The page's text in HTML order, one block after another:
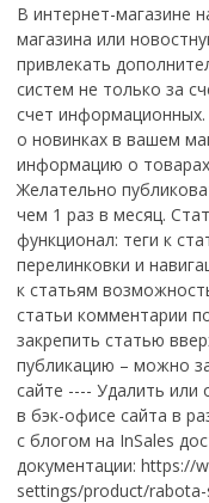
В интернет-магазине
магазина или
привлекать
систем не только за
счет
о новинках в вашем
информацию о
Желательно
чем 1 раз в месяц.
функционал: теги к
перелинковки и
к статьям
статьи комментарии
закрепить статью
публикацию – можно
сайте ---- Удалить или
в бэк-офисе сайта в
с блогом на InSales
документации: https://
settings/product/